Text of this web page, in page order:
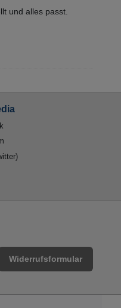
und alles passt.
Widerrufsformular